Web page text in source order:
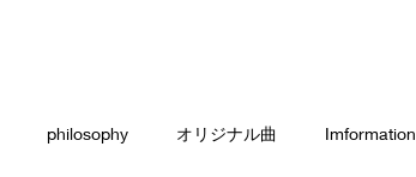
philosophy オリジナル曲 Imformation